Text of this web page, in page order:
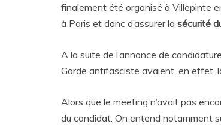
finalement été organisé à Villepinte
à Paris et donc d’assurer la sécurité
A la suite de l’annonce de
Garde antifasciste avaient, en effet,
Alors que le meeting n’avait pas
du candidat. On entend notamment